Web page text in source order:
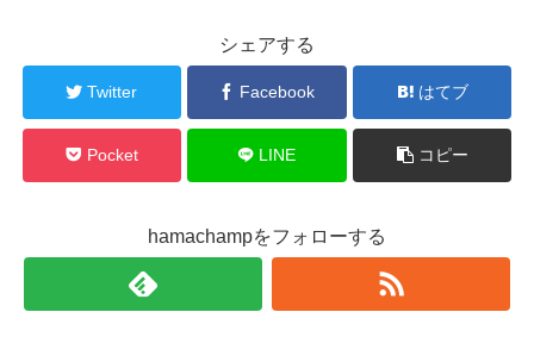
シェアする
Twitter Facebook はてブ
Pocket LINE コピー
hamachampをフォローする